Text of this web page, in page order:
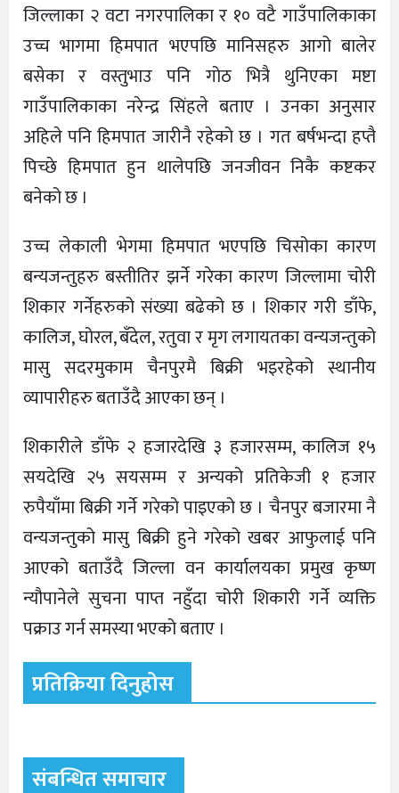
जिल्लाका २ वटा नगरपालिका र १० वटै गाउँपालिकाका
उच्च भागमा हिमपात भएपछि मानिसहरु आगो बालेर
बसेका र वस्तुभाउ पनि गोठ भित्रै थुनिएका मष्टा
गाउँपालिकाका नरेन्द्र सिंहले बताए । उनका अनुसार
अहिले पनि हिमपात जारीनै रहेको छ । गत बर्षभन्दा हप्तै
पिच्छे हिमपात हुन थालेपछि जनजीवन निकै कष्टकर
बनेको छ ।
उच्च लेकाली भेगमा हिमपात भएपछि चिसोका कारण
बन्यजन्तुहरु बस्तीतिर झर्ने गरेका कारण जिल्लामा चोरी
शिकार गर्नेहरुको संख्या बढेको छ । शिकार गरी डाँफे,
कालिज, घोरल, बँदेल, रतुवा र मृग लगायतका वन्यजन्तुको
मासु सदरमुकाम चैनपुरमै बिक्री भइरहेको स्थानीय
व्यापारीहरु बताउँदै आएका छन् ।
शिकारीले डाँफे २ हजारदेखि ३ हजारसम्म, कालिज १५
सयदेखि २५ सयसम्म र अन्यको प्रतिकेजी १ हजार
रुपैयाँमा बिक्री गर्ने गरेको पाइएको छ । चैनपुर बजारमा नै
वन्यजन्तुको मासु बिक्री हुने गरेको खबर आफुलाई पनि
आएको बताउँदै जिल्ला वन कार्यालयका प्रमुख कृष्ण
न्यौपानेले सुचना पाप्त नहुँदा चोरी शिकारी गर्ने व्यक्ति
पक्राउ गर्न समस्या भएको बताए ।
प्रतिक्रिया दिनुहोस
संबन्धित समाचार